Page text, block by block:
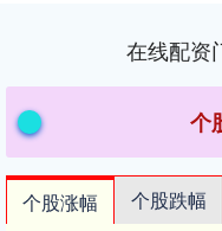
在线配资
个
个股涨幅 个股跌幅